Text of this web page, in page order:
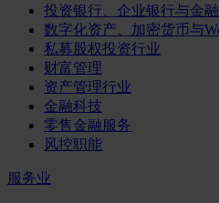
投资银行、企业银行与金
数字化资产、加密货币与
私募股权投资行业
财富管理
资产管理行业
金融科技
零售金融服务
风控职能
服务业